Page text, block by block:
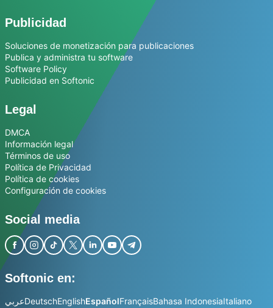
Publicidad
Soluciones de monetización para publicaciones
Publica y administra tu software
Software Policy
Publicidad en Softonic
Legal
DMCA
Información legal
Términos de uso
Política de Privacidad
Política de cookies
Configuración de cookies
Social media
Softonic en:
عربيDeutschEnglishEspañolFrançaisBahasa IndonesiaItaliano